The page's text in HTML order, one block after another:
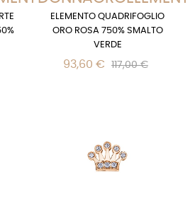
ELEMENTO QUADRIFOGLIO
ORO ROSA 750% SMALTO
VERDE
93,60 € 117,00 €